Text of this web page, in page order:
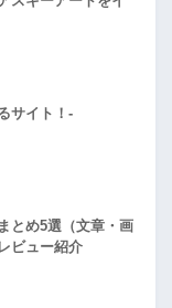
サイト！-
とめ5選（文章・画
ビュー紹介